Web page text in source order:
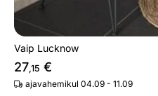
Vaip Lucknow
27,15 €
ajavahemikul 04.09 - 11.09